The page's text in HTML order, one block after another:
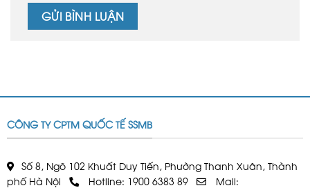
CÔNG TY CPTM QUỐC TẾ SSMB
Số 8, Ngõ 102 Khuất Duy Tiến, Phường Thanh Xuân, Thành
phố Hà Nội
Hotline: 1900 6383 89
Mail: